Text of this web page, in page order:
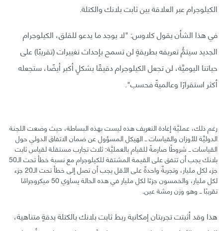
الكيلوجرام عبر العلاقة بين ثابت بلانك والكتلة.
في هذا الشأن يقول كلاوس: "لا يوجد ما يدعو للقلق، الكيلوجرام
الجديد سيتمُّ تعريفه بطريقةٍ لن تسمح بإحداث تغييرات (تقريبًا) على
حياتنا اليوميَّة، لن تجعل الكيلوجرام دقيقًا بشكلٍ أكبر أيضًا، ستجعله
أكثر استقرارًا وعالميةً فحسب".
رغم ذلك، عمليَّة إعادة التعريف هذه ليست بهذه البساطة، حيث وضعت اللجنة
الدوليَّة للأوزان والقياسات ــ الهيكل المسؤول عن ضمان الاتفاق الدولي حول
القياسات ــ شروطًا صارمةً للقيام بالعمليَّة: ثلاث تجارب مستقلة لقياس ثابت
بلانك يجب أن تتفق على القيمة المشتقة للكيلوجرام مع نسبة خطأ تحت الـ50
جزء لكل مليار، وتجربةٌ واحدةٌ على الأقل يجب أن تصل إلى خطأ تحت الـ20 جزء
لكل مليار، والخمسون جزءًا لكل مليار في هذه الحالة يساوي 50 ميكروجرامًا
تقريبًا ــ وهو وزن رمشة عين.
هذا وقد أثبتت تجربتان إمكانية ربط ثابت بلانك بالكتلة بدقةٍ متناهية،